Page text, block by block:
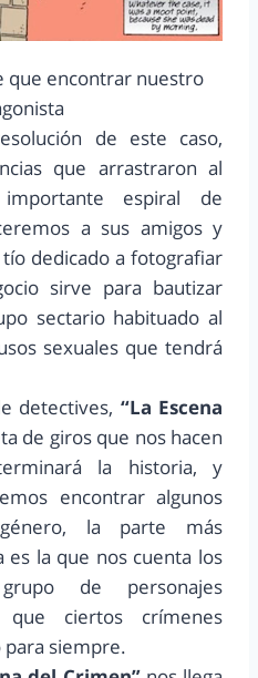
que encontrar nuestro
de este caso,
que arrastraron al
espiral de
a sus amigos y
dedicado a fotografiar
sirve para bautizar
sectario habituado al
sexuales que tendrá
detectives, “La Escena
de giros que nos hacen
la historia, y
encontrar algunos
la parte más
la que nos cuenta los
de personajes
ciertos crímenes
siempre.